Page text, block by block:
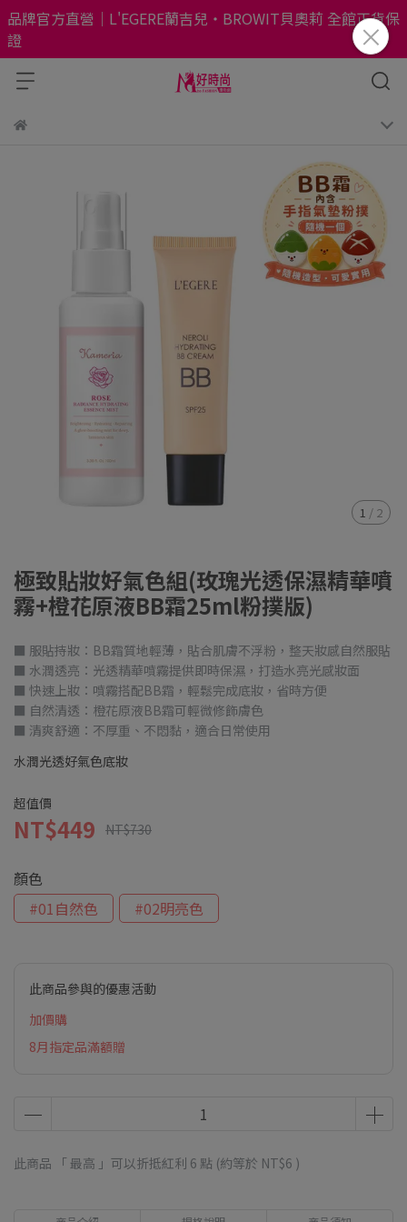
品牌官方直營｜L'EGERE蘭吉兒・BROWIT貝奧莉 全館正貨保
證
1 / 2
極致貼妝好氣色組(玫瑰光透保濕精華噴
霧+橙花原液BB霜25ml粉撲版)
■ 服貼持妝：BB霜質地輕薄，貼合肌膚不浮粉，整天妝感自然服貼
■ 水潤透亮：光透精華噴霧提供即時保濕，打造水亮光感妝面
■ 快速上妝：噴霧搭配BB霜，輕鬆完成底妝，省時方便
■ 自然清透：橙花原液BB霜可輕微修飾膚色
■ 清爽舒適：不厚重、不悶黏，適合日常使用
水潤光透好氣色底妝
超值價
NT$449 NT$730
顏色
#01自然色
#02明亮色
此商品參與的優惠活動
加價購
8月指定品滿額贈
此商品 「 最高 」可以折抵紅利 6 點 (約等於 NT$6 )